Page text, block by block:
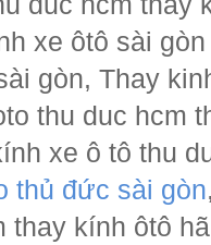
xe ôtô sài
gòn, Thay
thu duc hcm
xe ô tô thu
thủ đức sài gòn
thay kính ôtô